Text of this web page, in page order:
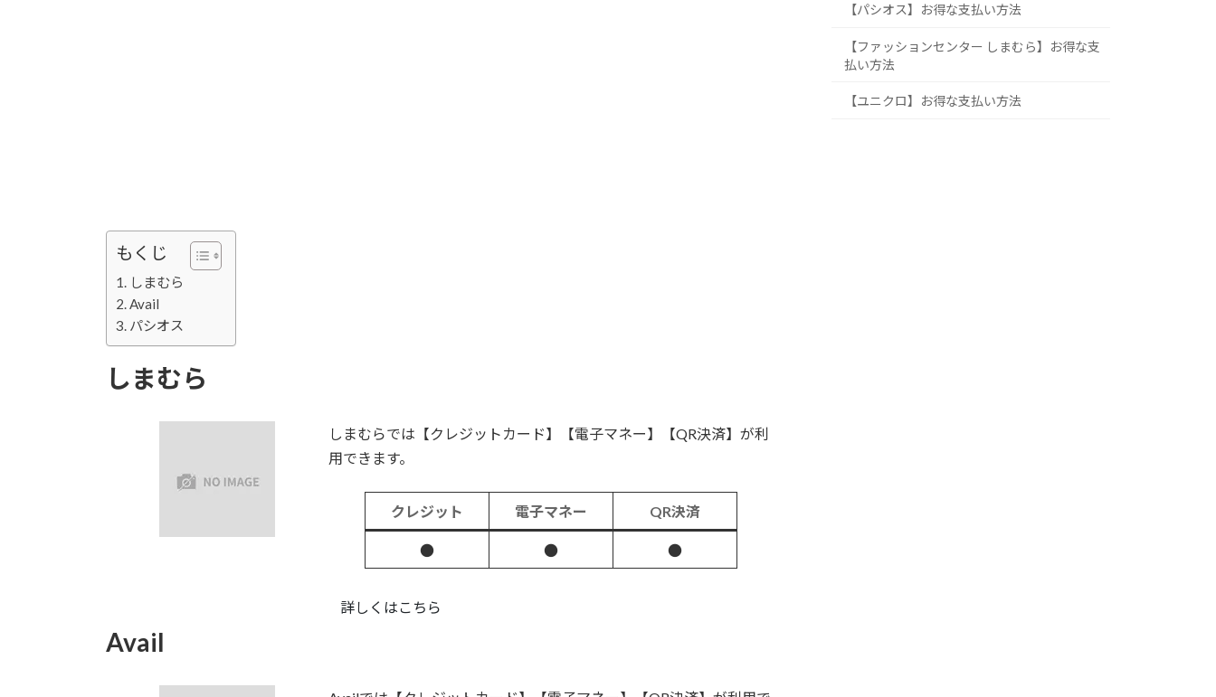
もくじ
しまむら
Avail
パシオス
しまむら
しまむらでは【クレジットカード】【電子マネー】【QR決済】が利
用できます。
クレジット 電子マネー QR決済
● ● ●
詳しくはこちら
Avail
【パシオス】お得な支払い方法
【ファッションセンター しまむら】お得な支
払い方法
【ユニクロ】お得な支払い方法